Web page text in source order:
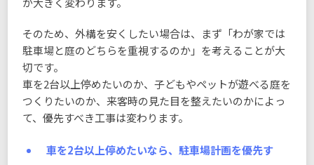
そのため、外構を安くしたい場合は、まず「わが家では
駐車場と庭のどちらを重視するのか」を考えることが大
切です。
車を2台以上停めたいのか、子どもやペットが遊べる庭を
つくりたいのか、来客時の見た目を整えたいのかによっ
て、優先すべき工事は変わります。
車を2台以上停めたいなら、駐車場計画を優先す